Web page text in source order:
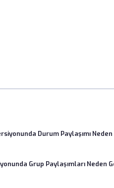
Durum Paylaşımı
Grup Paylaşımları Neden